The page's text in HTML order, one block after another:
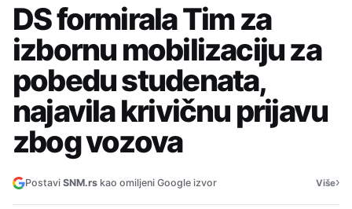
DS formirala Tim za
izbornu mobilizaciju za
pobedu studenata,
najavila krivičnu prijavu
zbog vozova
Postavi SNM.rs kao omiljeni Google izvor Više›